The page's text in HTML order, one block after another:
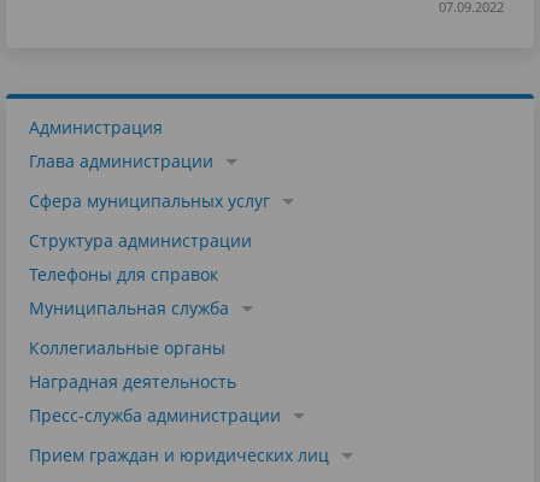
07.09.2022
Администрация
Глава администрации
Сфера муниципальных услуг
Структура администрации
Телефоны для справок
Муниципальная служба
Коллегиальные органы
Наградная деятельность
Пресс-служба администрации
Прием граждан и юридических лиц